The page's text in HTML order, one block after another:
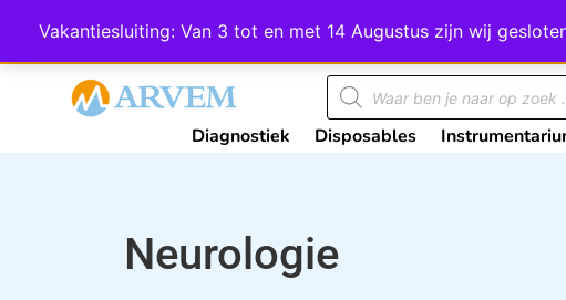
Vakantiesluiting: Van 3 tot en met 14 Augustus zijn wij
Wij scoren een 4,8 op Google
Diagnostiek Disposables
Neurologie